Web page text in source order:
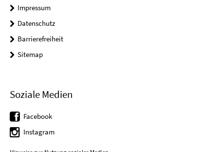
Impressum
Datenschutz
Barrierefreiheit
Sitemap
Soziale Medien
Facebook
Instagram